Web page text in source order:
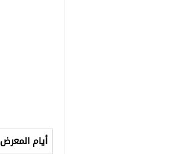
أيام المعرض